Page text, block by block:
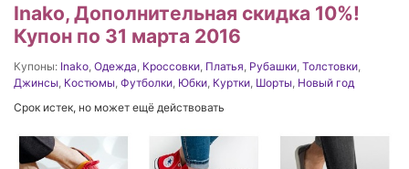
Inako, Дополнительная скидка 10%!
Купон по 31 марта 2016
Купоны: Inako Одежда Кроссовки Платья Рубашки Толстовки
Джинсы Костюмы Футболки Юбки Куртки Шорты Новый год
Срок истек, но может ещё действовать